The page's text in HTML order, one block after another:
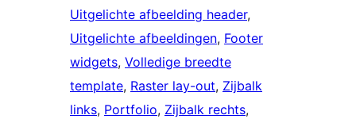
Uitgelichte afbeelding header
Uitgelichte afbeeldingen, Footer
widgets, Volledige breedte
template, Raster lay-out, Zijbalk
links, Portfolio, Zijbalk rechts